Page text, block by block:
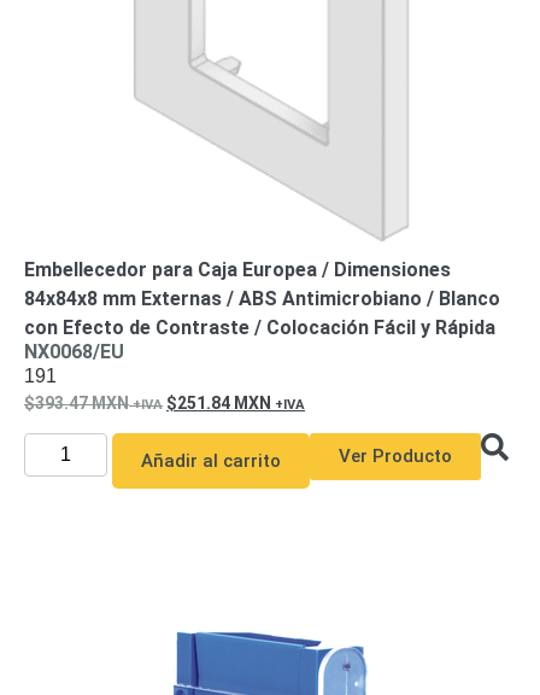
Embellecedor para Caja Europea / Dimensiones
84x84x8 mm Externas / ABS Antimicrobiano / Blanco
con Efecto de Contraste / Colocación Fácil y Rápida
NX0068/EU
191
393.47MXN 251.84 MXN
Añadir al carrito Ver Producto